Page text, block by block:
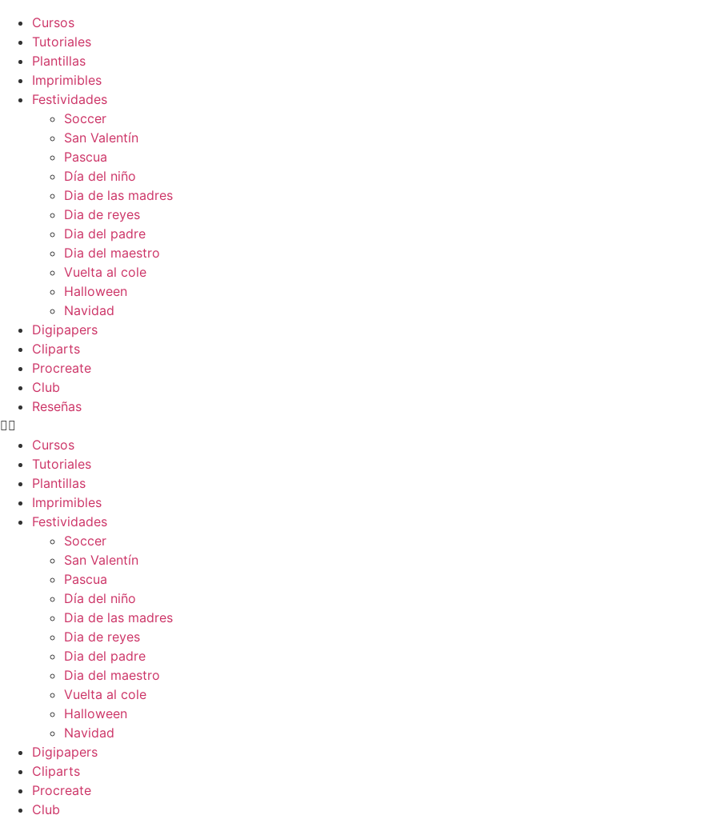
Cursos
Tutoriales
Plantillas
Imprimibles
Festividades
Soccer
San Valentín
Pascua
Día del niño
Dia de las madres
Dia de reyes
Dia del padre
Dia del maestro
Vuelta al cole
Halloween
Navidad
Digipapers
Cliparts
Procreate
Club
Reseñas
Cursos
Tutoriales
Plantillas
Imprimibles
Festividades
Soccer
San Valentín
Pascua
Día del niño
Dia de las madres
Dia de reyes
Dia del padre
Dia del maestro
Vuelta al cole
Halloween
Navidad
Digipapers
Cliparts
Procreate
Club